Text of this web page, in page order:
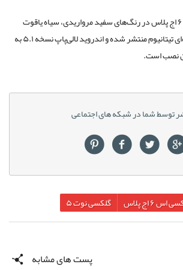
سامسونگ گلکسی اس ۶ اج پلاس در رنگ‌های سفید مرواریدی، سیاه یاقوت
کبود، طلایی پلاتینی و نقره‌ای تیتانیوم منتشر شده و اندروید لالی‌پاپ نسخه ۵.۱ به
نصب است.
توسط شما در شبکه های اجتماعی
اس ۶ اج پلاس گلکسی نوت ۵
پست های مشابه